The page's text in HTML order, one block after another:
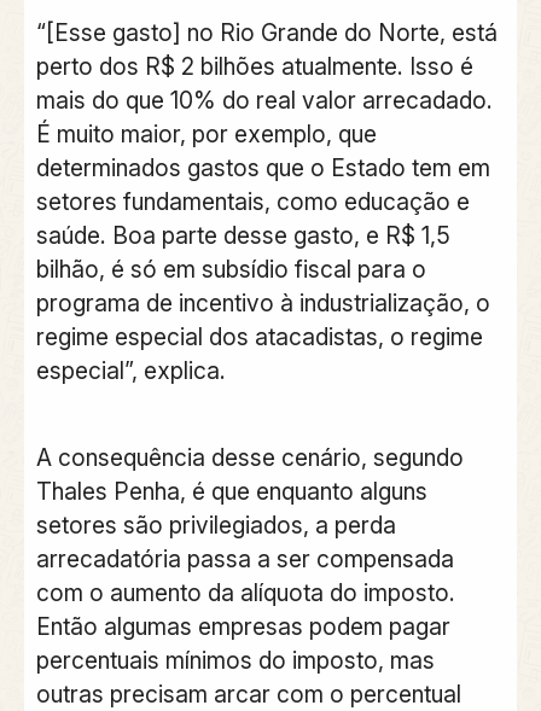
“[Esse gasto] no Rio Grande do Norte, está
perto dos R$ 2 bilhões atualmente. Isso é
mais do que 10% do real valor arrecadado.
É muito maior, por exemplo, que
determinados gastos que o Estado tem em
setores fundamentais, como educação e
saúde. Boa parte desse gasto, e R$ 1,5
bilhão, é só em subsídio fiscal para o
programa de incentivo à industrialização, o
regime especial dos atacadistas, o regime
especial”, explica.
A consequência desse cenário, segundo
Thales Penha, é que enquanto alguns
setores são privilegiados, a perda
arrecadatória passa a ser compensada
com o aumento da alíquota do imposto.
Então algumas empresas podem pagar
percentuais mínimos do imposto, mas
outras precisam arcar com o percentual